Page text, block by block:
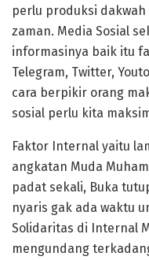
perlu produksi
zaman. Media Sosial
informasinya baik itu
Telegram, Twitter,
cara berpikir orang
sosial perlu kita
Faktor Internal yaitu
angkatan Muda
padat sekali, Buka
nyaris gak ada waktu
Solidaritas di Internal
mengundang